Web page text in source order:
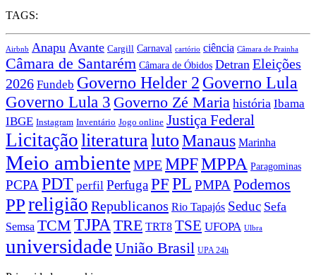
TAGS:
Airbnb Anapu Avante Cargill Carnaval cartório ciência Câmara de Prainha
Câmara de Santarém Câmara de Óbidos Detran Eleições
2026 Fundeb Governo Helder 2 Governo Lula
Governo Lula 3 Governo Zé Maria história Ibama
IBGE Instagram Inventário Jogo online Justiça Federal
LicitaçãoliteraturalutoManaus Marinha
Meio ambiente MPEMPFMPPA Paragominas
PCPA PDT perfil PerfugaPFPL PMPA Podemos
PPreligião Republicanos Rio Tapajós Seduc Sefa
Semsa TCM TJPA TRE TRT8 TSE UFOPA Ulbra
universidade União Brasil UPA 24h